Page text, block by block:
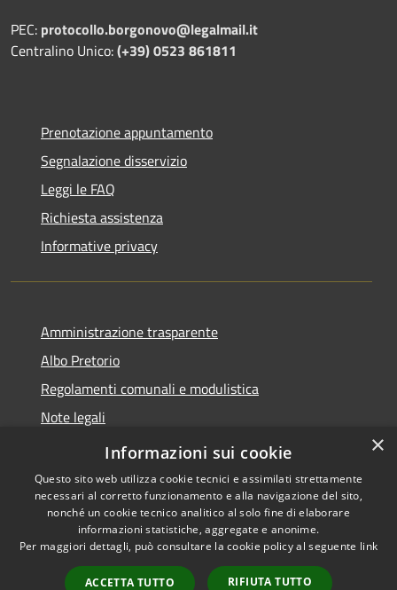
PEC: protocollo.borgonovo@legalmail.it
Centralino Unico:(+39) 0523 861811
Prenotazione appuntamento
Segnalazione disservizio
Leggi le FAQ
Richiesta assistenza
Informative privacy
Amministrazione trasparente
Albo Pretorio
Regolamenti comunali e modulistica
Note legali
Dichiarazione di accessibilità
Accessibilità
Copyright © 2026 • Comune di
Borgonovo Val Tidone •
Powered byMunicipium
×
Informazioni sui cookie
Questo sito web utilizza cookie tecnici e assimilati strettamente
necessari al corretto funzionamento e alla navigazione del sito,
nonché un cookie tecnico analitico al solo fine di elaborare
informazioni statistiche, aggregate e anonime.
Per maggiori dettagli, può consultare la cookie policy al seguente link
ACCETTA TUTTO RIFIUTA TUTTO